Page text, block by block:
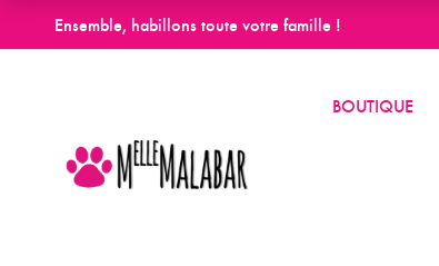
Ensemble, habillons toute votre famille !
BOUTIQUE